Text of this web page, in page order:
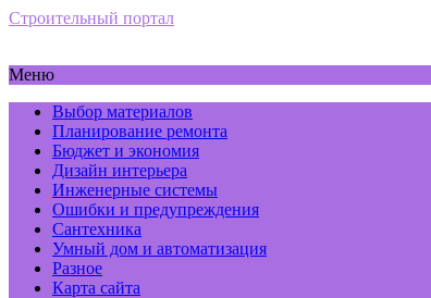
Строительный портал
Меню
Выбор материалов
Планирование ремонта
Бюджет и экономия
Дизайн интерьера
Инженерные системы
Ошибки и предупреждения
Сантехника
Умный дом и автоматизация
Разное
Карта сайта